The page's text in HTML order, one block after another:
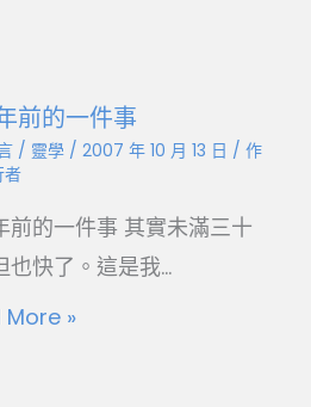
前的一件事
/ 靈學 /2007 年 10 月 13 日 / 作
者
前的一件事 其實未滿三十
也快了。這是我...
More »